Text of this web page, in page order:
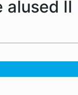
alused II